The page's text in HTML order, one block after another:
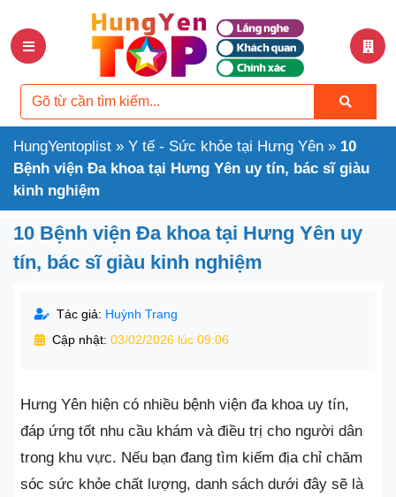
HungYentoplist » Y tế - Sức khỏe tại Hưng Yên » 10
Bệnh viện Đa khoa tại Hưng Yên uy tín, bác sĩ giàu
kinh nghiệm
10 Bệnh viện Đa khoa tại Hưng Yên uy
tín, bác sĩ giàu kinh nghiệm
Tác giả: Huỳnh Trang
Cập nhật: 03/02/2026 lúc 09:06
Hưng Yên hiện có nhiều bệnh viện đa khoa uy tín,
đáp ứng tốt nhu cầu khám và điều trị cho người dân
trong khu vực. Nếu bạn đang tìm kiếm địa chỉ chăm
sóc sức khỏe chất lượng, danh sách dưới đây sẽ là